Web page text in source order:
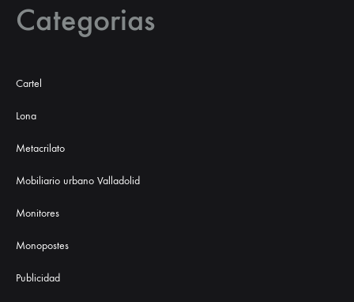
Categorias
Cartel
Lona
Metacrilato
Mobiliario urbano Valladolid
Monitores
Monopostes
Publicidad